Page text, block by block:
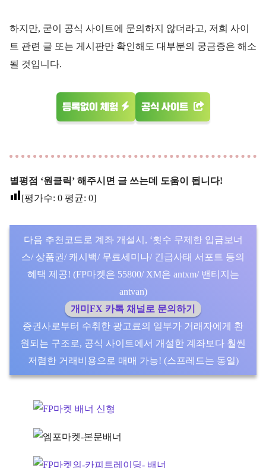
하지만, 굳이 공식 사이트에 문의하지 않더라고, 저희 사이
트 관련 글 또는 게시판만 확인해도 대부분의 궁금증은 해소
될 것입니다.
등록없이 체험 공식 사이트
별평점 ‘원클릭’ 해주시면 글 쓰는데 도움이 됩니다!
[평가수: 0 평균: 0]
다음 추천코드로 계좌 개설시, ‘횟수 무제한 입금보너
스/ 상품권/ 캐시백/ 무료세미나/ 긴급사태 서포트 등의
혜택 제공! (FP마켓은 55800/ XM은 antxm/ 밴티지는
antvan)
개미FX 카톡 채널로 문의하기
증권사로부터 수취한 광고료의 일부가 거래자에게 환
원되는 구조로, 공식 사이트에서 개설한 계좌보다 훨씬
저렴한 거래비용으로 매매 가능! (스프레드는 동일)